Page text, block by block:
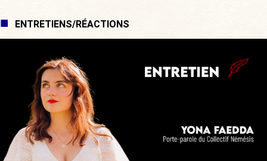
ENTRETIENS/RÉACTIONS